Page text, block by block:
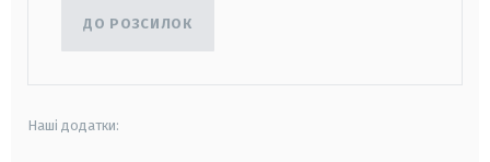
ДО РОЗСИЛОК
Наші додатки: